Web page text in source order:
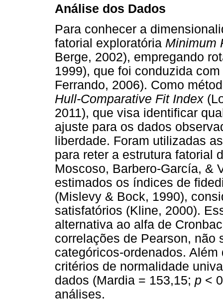
Análise dos Dados
Para conhecer a
fatorial exploratória Minimum
Berge, 2002), empregando
1999), que foi conduzida
Ferrando, 2006). Como
Hull-Comparative Fit Index
2011), que visa identificar
ajuste para os dados
liberdade. Foram utilizadas
para reter a estrutura fatorial
Moscoso, Barbero-García, &
estimados os índices de
(Mislevy & Bock, 1990),
satisfatórios (Kline, 2000).
alternativa ao alfa de
correlações de Pearson, não
categóricos-ordenados.
critérios de normalidade
dados (Mardia = 153,15; p <
análises.